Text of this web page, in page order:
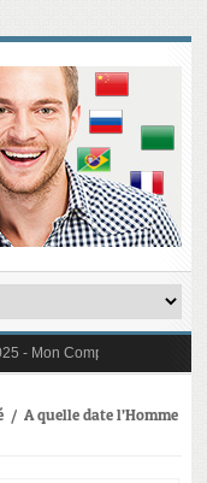
- Mon Compte Formation
-Au 1er janvier 2025, le
-
/A quelle date l’Homme